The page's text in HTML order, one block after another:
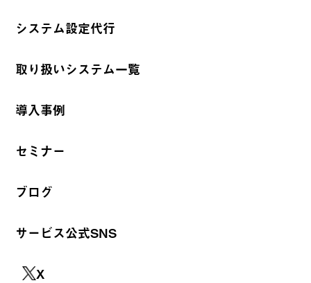
システム設定代行
取り扱いシステム一覧
導入事例
セミナー
ブログ
サービス公式SNS
X